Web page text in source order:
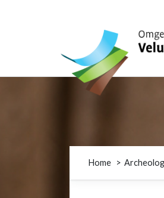
Omgevingsdienst
Home